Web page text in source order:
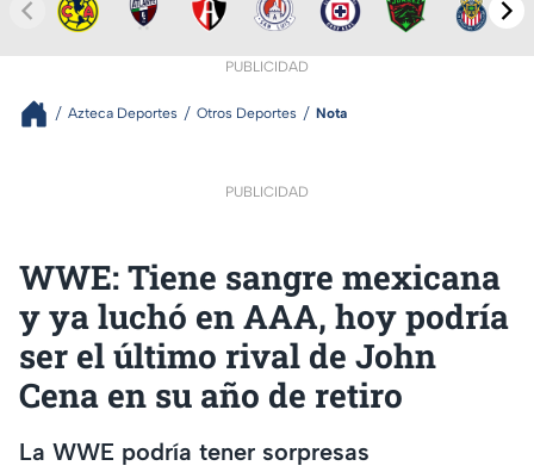
PUBLICIDAD
Azteca Deportes Otros Deportes Nota
PUBLICIDAD
WWE: Tiene sangre mexicana
y ya luchó en AAA, hoy podría
ser el último rival de John
Cena en su año de retiro
La WWE podría tener sorpresas